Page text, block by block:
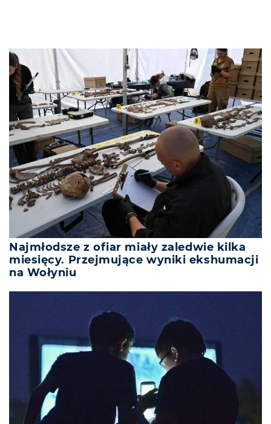
Najmłodsze z ofiar miały zaledwie kilka
miesięcy. Przejmujące wyniki ekshumacji
na Wołyniu